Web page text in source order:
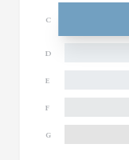
C
D
E
F
G